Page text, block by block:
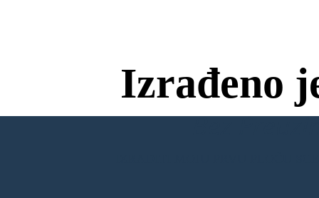
Izrađeno
Bez